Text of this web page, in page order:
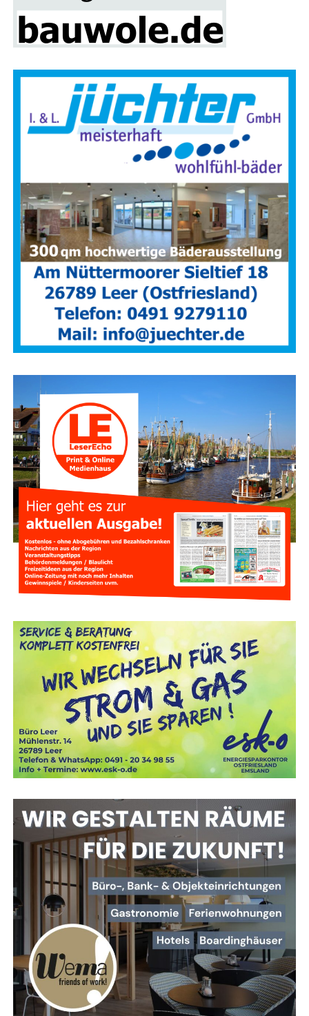
Schutz­mon­tur und Atem­schutz.
Für die Bevöl­ke­rung ist es eine erfreu­li­che Ent­wick­lung:
In den letz­ten Jah­ren ist die Zahl der Haus­brän­de deut­lich
zurück­ge­gan­gen. Rauch­mel­der sor­gen zudem dafür, dass
Bewoh­ner gefähr­de­te Gebäu­de meist recht­zei­tig ver­las­
Das hat jedoch zur Fol­ge, dass Feu­er­
wehr­leu­te sel­te­ner Gele­gen­heit haben, im Innen­an­griff
prak­ti­sche Erfah­run­gen zu sam­meln.Rou­ti­ne und
siche­re Hand­lungs­ab­läu­fe müs­sen des­halb gezielt trai­
niert wer­den – unter rea­lis­ti­schen Bedingungen.
Neue Her­aus­for­de­run­gen für
Atemschutzgeräteträger
Vie­les hat sich für Feu­er­wehr­leu­te im Atem­schutz­ein­satz
ver­än­dert. Moder­ne Ein­satz­klei­dung schützt deut­lich bes­
ser als frü­her, ver­mit­telt aber manch­mal eine trü­ge­ri­sche
Sicher­heit. Denn die Beklei­dung hält zwar gro­ße Hit­ze
zunächst ab – dringt die­se aber durch, kann es für den
Trä­ger lebens­ge­fähr­lich wer­den. Des­halb ist es wich­tig,
dass Feu­er­wehr­leu­te die Gren­zen ihrer Schutz­aus­rüs­tung
in einem siche­ren Umfeld kennenlernen.
Hin­zu kommt: Durch moder­ne Bau­wei­sen und Mate­ria­li­en
hat sich das Brand­ver­hal­ten ver­än­dert. Brän­de ent­wi­ckeln
sich heu­te oft schwe­lend, pro­du­zie­ren gif­ti­ge Gase und
kön­nen beim Öff­nen von Türen explo­si­ons­ar­tig durch­zün­
den. Sol­che Sze­na­ri­en stel­len höchs­te Anfor­de­run­gen an
Tak­tik, Team­ar­beit und das rich­ti­ge Vorgehen.
mehr lesen — Hier klicken